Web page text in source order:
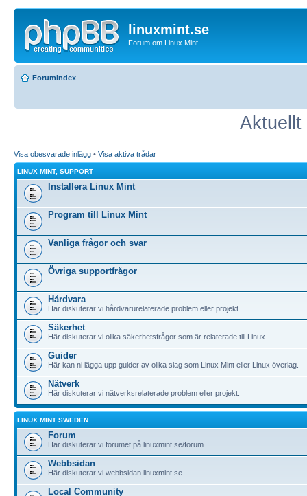
linuxmint.se
Forum om Linux Mint
Forumindex
Aktuellt
Visa obesvarade inlägg • Visa aktiva trådar
LINUX MINT, SUPPORT
Installera Linux Mint
Program till Linux Mint
Vanliga frågor och svar
Övriga supportfrågor
Hårdvara
Här diskuterar vi hårdvarurelaterade problem eller projekt.
Säkerhet
Här diskuterar vi olika säkerhetsfrågor som är relaterade till Linux.
Guider
Här kan ni lägga upp guider av olika slag som Linux Mint eller Linux överlag.
Nätverk
Här diskuterar vi nätverksrelaterade problem eller projekt.
LINUX MINT SWEDEN
Forum
Här diskuterar vi forumet på linuxmint.se/forum.
Webbsidan
Här diskuterar vi webbsidan linuxmint.se.
Local Community